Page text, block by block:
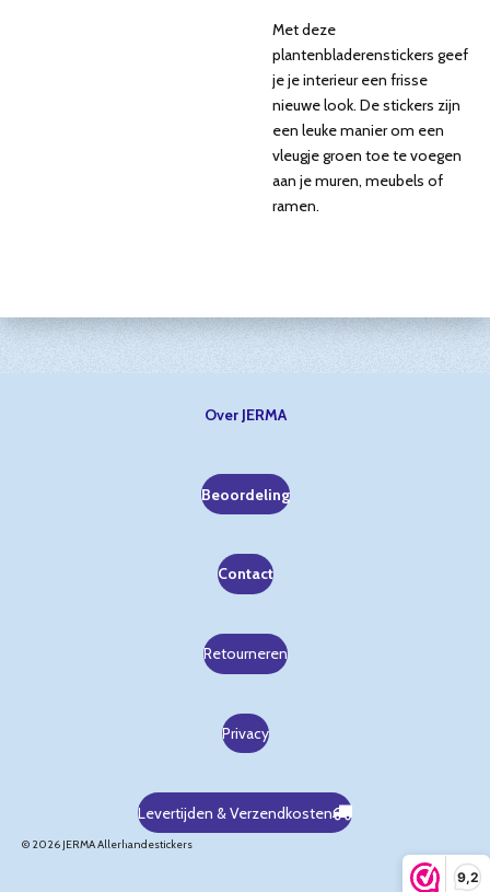
9,2
Met deze
plantenbladerenstickers geef
je je interieur een frisse
nieuwe look. De stickers zijn
een leuke manier om een
vleugje groen toe te voegen
aan je muren, meubels of
ramen.
Over JERMA
Beoordeling
Contact
Retourneren
Privacy
Levertijden & Verzendkosten
© 2026 JERMA Allerhandestickers